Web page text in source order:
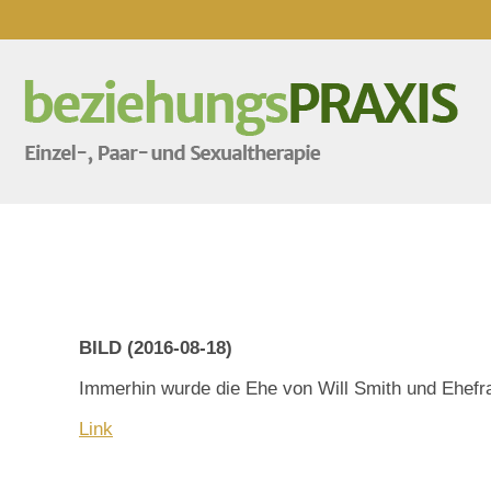
BILD (2016-08-18)
Immerhin wurde die Ehe von Will Smith und
Link